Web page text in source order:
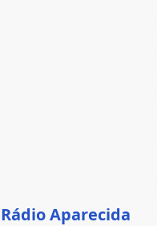
Rádio Aparecida